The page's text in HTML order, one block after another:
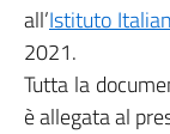
all’Istituto
2021.
Tutta la
è allegata al